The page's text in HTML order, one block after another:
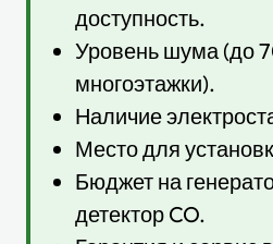
доступность.
Уровень шума (до
многоэтажки).
Наличие
Место для
Бюджет на
детектор CO.